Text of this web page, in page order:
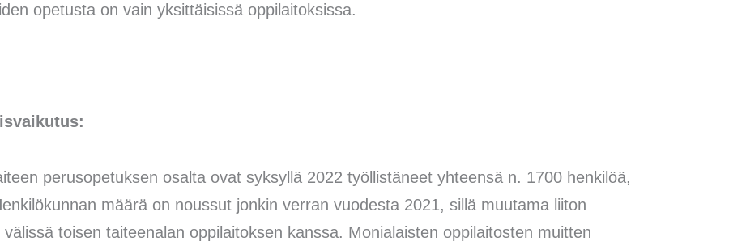
opetusta on vain yksittäisissä oppilaitoksissa.
perusopetuksen osalta ovat syksyllä 2022 työllistäneet yhteensä n. 1700 henkilöä,
määrä on noussut jonkin verran vuodesta 2021, sillä muutama liiton
toisen taiteenalan oppilaitoksen kanssa. Monialaisten oppilaitosten muitten